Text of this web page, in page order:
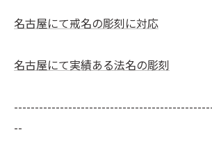
名古屋にて戒名の彫刻に対応
名古屋にて実績ある法名の彫刻
--